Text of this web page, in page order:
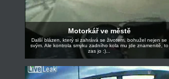
Motorkář ve městě
Další blázen, který si zahrává se životem, bohužel nejen se
svým. Ale kontrola smyku zadního kola mu jde znamenitě, to
zas jo :)...